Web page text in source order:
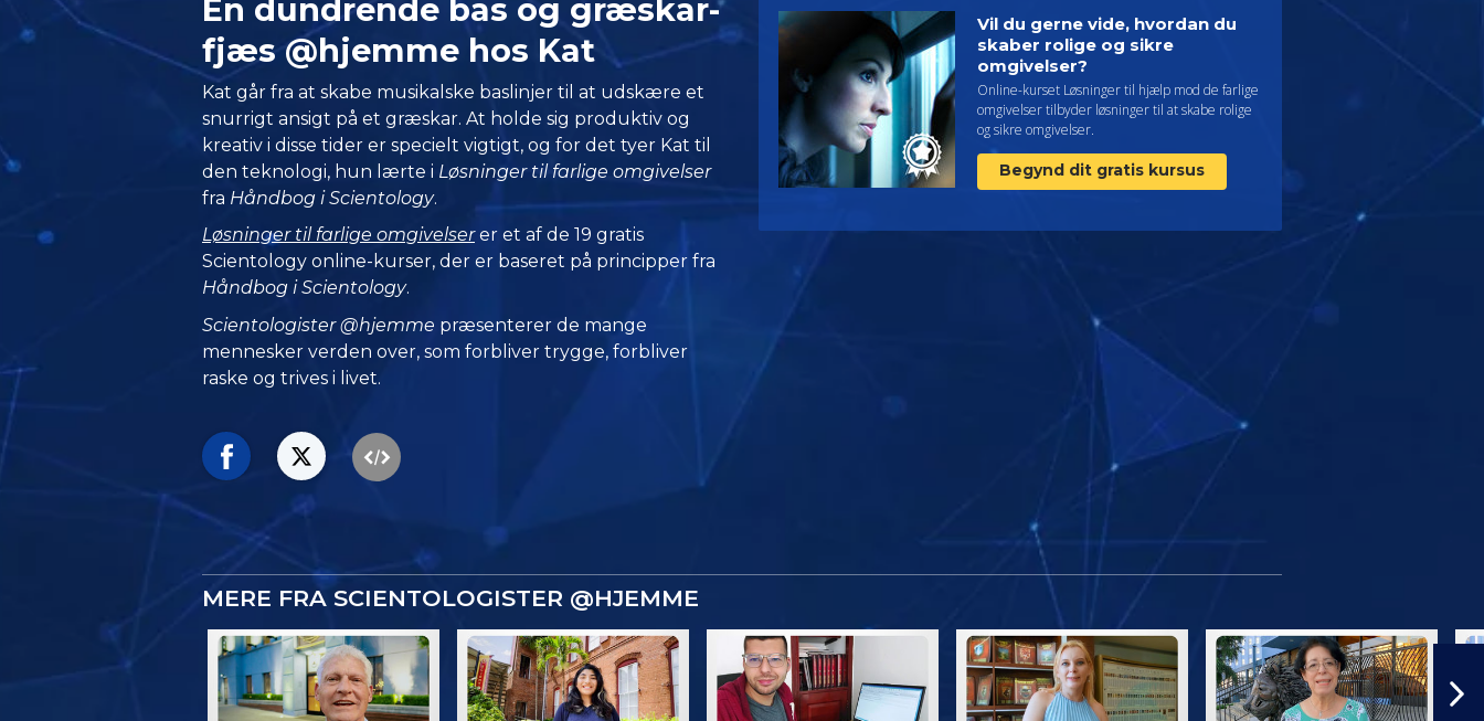
En dundrende bas og græskar-
fjæs @hjemme hos Kat
Kat går fra at skabe musikalske baslinjer til at udskære et
snurrigt ansigt på et græskar. At holde sig produktiv og
kreativ i disse tider er specielt vigtigt, og for det tyer Kat til
den teknologi, hun lærte i Løsninger til farlige omgivelser
fra Håndbog i Scientology.
Løsninger til farlige omgivelserer et af de 19 gratis
Scientology online-kurser, der er baseret på principper fra
Håndbog i Scientology.
Scientologister @hjemme præsenterer de mange
mennesker verden over, som forbliver trygge, forbliver
raske og trives i livet.
Vil du gerne vide, hvordan du
skaber rolige og sikre
omgivelser?
Online-kurset Løsninger til hjælp mod de farlige
omgivelser tilbyder løsninger til at skabe rolige
og sikre omgivelser.
Begynd dit gratis kursus
MERE FRA SCIENTOLOGISTER @HJEMME